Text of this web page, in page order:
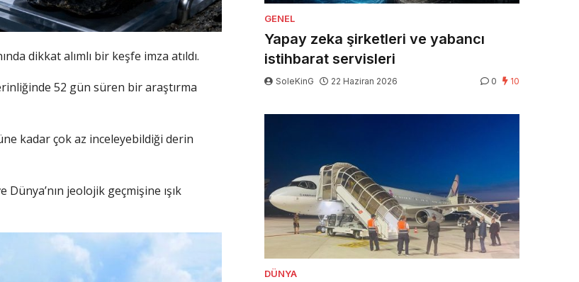
dikkat alımlı bir keşfe imza atıldı.
52 gün süren bir araştırma
kadar çok az inceleyebildiği derin
jeolojik geçmişine ışık
GENEL
Yapay zeka şirketleri ve yabancı
istihbarat servisleri
SoleKinG 22 Haziran 2026 0 10
DÜNYA